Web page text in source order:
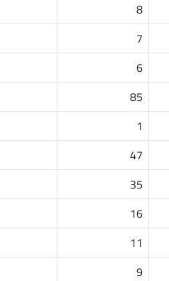
8
7
6
85
1
47
35
16
11
9